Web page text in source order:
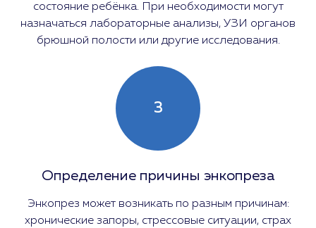
состояние ребёнка. При необходимости могут
назначаться лабораторные анализы, УЗИ органов
брюшной полости или другие исследования.
3
Определение причины энкопреза
Энкопрез может возникать по разным причинам:
хронические запоры, стрессовые ситуации, страх